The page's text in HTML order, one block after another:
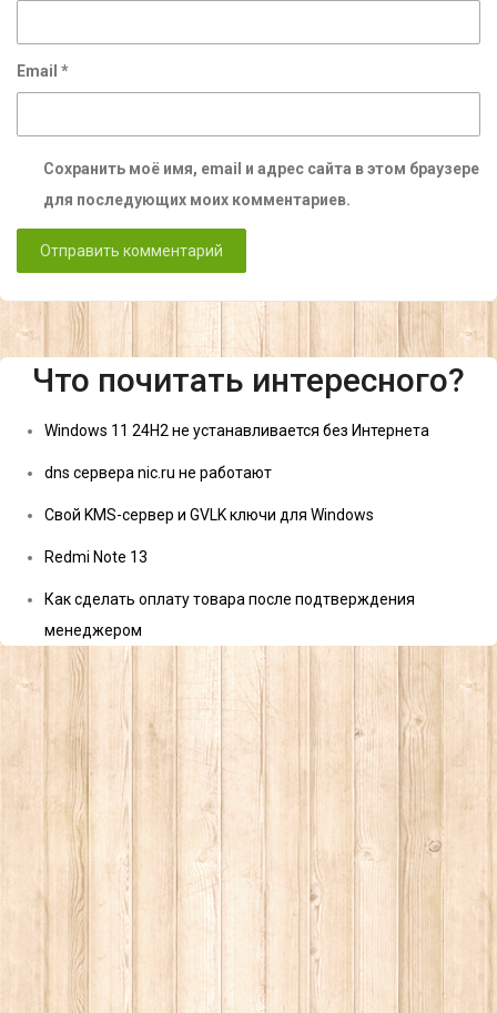
Email *
Сохранить моё имя, email и адрес сайта в этом браузере
для последующих моих комментариев.
Что почитать интересного?
Windows 11 24H2 не устанавливается без Интернета
dns сервера nic.ru не работают
Свой KMS-сервер и GVLK ключи для Windows
Redmi Note 13
Как сделать оплату товара после подтверждения
менеджером